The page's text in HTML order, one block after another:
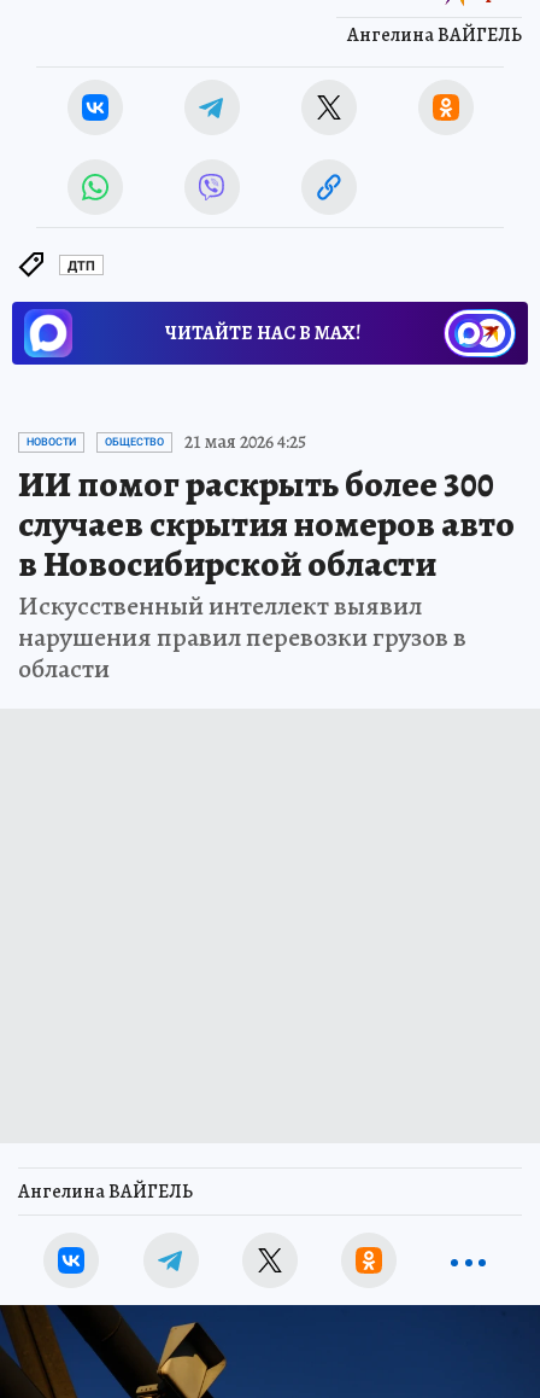
Ангелина ВАЙГЕЛЬ
ДТП
ЧИТАЙТЕ НАС В МАХ!
НОВОСТИ ОБЩЕСТВО 21 мая 2026 4:25
ИИ помог раскрыть более 300
случаев скрытия номеров авто
в Новосибирской области
Искусственный интеллект выявил
нарушения правил перевозки грузов в
области
Ангелина ВАЙГЕЛЬ